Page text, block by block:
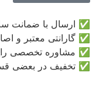
✅ ارسال با ضمانت
✅ گارانتی معتبر و
✅ مشاوره تخصصی
✅ تخفیف در بعضی